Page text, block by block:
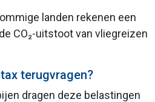
landen rekenen een
CO₂-uitstoot van vliegreizen
terugvragen?
dragen deze belastingen